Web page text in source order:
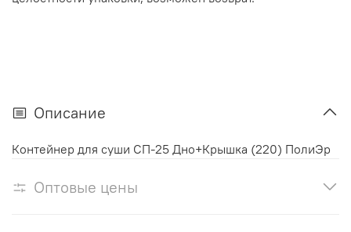
Описание
Контейнер для суши СП-25 Дно+Крышка (220) ПолиЭр
Оптовые цены